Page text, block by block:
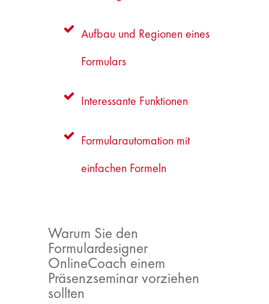
Aufbau und Regionen eines
Formulars
Interessante Funktionen
Formularautomation mit
einfachen Formeln
Warum Sie den
Formulardesigner
OnlineCoach einem
Präsenzseminar vorziehen
sollten